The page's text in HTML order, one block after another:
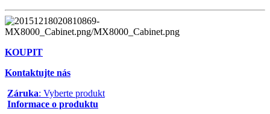
KOUPIT
Kontaktujte nás
Záruka: Vyberte produkt
Informace o produktu